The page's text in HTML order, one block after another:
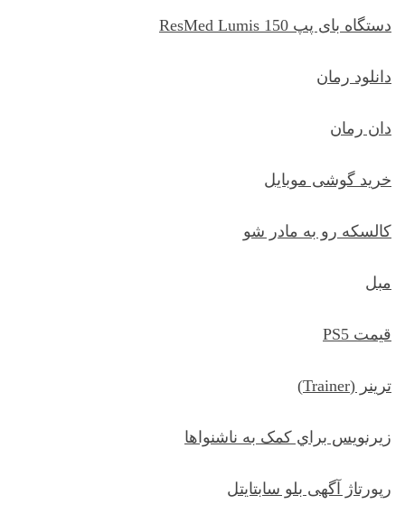
دستگاه بای پپ ResMed Lumis 150
دانلود رمان
دان رمان
خرید گوشی موبایل
کالسکه رو به مادر شو
مبل
قیمت PS5
ترينر (Trainer)
زيرنويس براي کمک به ناشنواها
رپورتاژ آگهی بلو سابتایتل